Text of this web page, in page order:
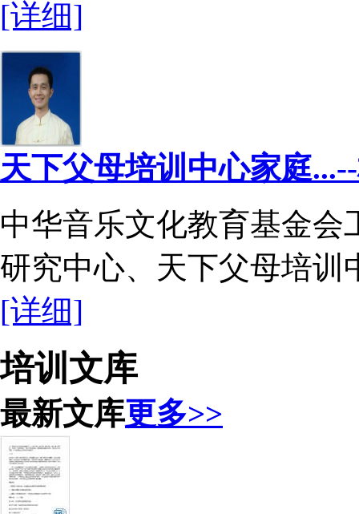
[详细]
天下父母培训中心家庭
中华音乐文化教育基金
研究中心、天下父母培训
[详细]
培训文库
最新文库更多>>